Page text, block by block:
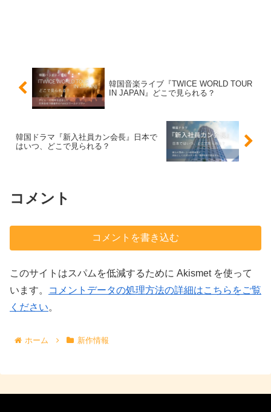
韓国音楽ライブ『TWICE WORLD TOUR
IN JAPAN』どこで見られる？
韓国ドラマ『新入社員カン会長』日本で
はいつ、どこで見られる？
コメント
コメントを書き込む
このサイトはスパムを低減するために Akismet を使って
います。
コメントデータの処理方法の詳細はこちらをご覧
ください。
ホーム 新作情報